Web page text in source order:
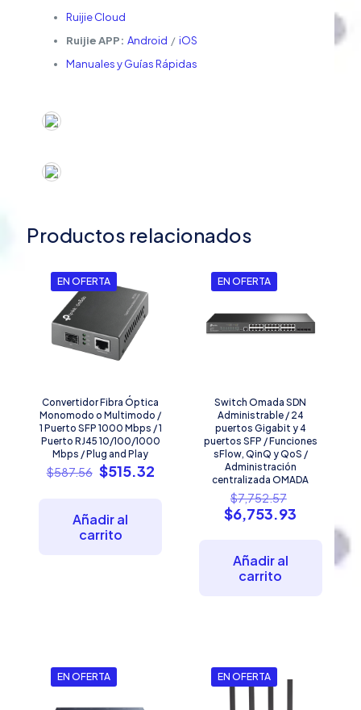
Ruijie Cloud
Ruijie APP: Android / iOS
Manuales y Guías Rápidas
Productos relacionados
EN OFERTA
Convertidor Fibra Óptica
Monomodo o Multimodo /
1 Puerto SFP 1000 Mbps / 1
Puerto RJ45 10/100/1000
Mbps / Plug and Play
$587.56 El
precio
era:
$587.56.
$515.32El
Añadir al
carrito
EN OFERTA
Switch Omada SDN
Administrable / 24
puertos Gigabit y 4
puertos SFP / Funciones
sFlow, QinQ y QoS /
Administración
centralizada OMADA
$7,752.57
precio
original
$7,752.57.
$6,753.93
precio
Añadir al
carrito
EN OFERTA EN OFERTA